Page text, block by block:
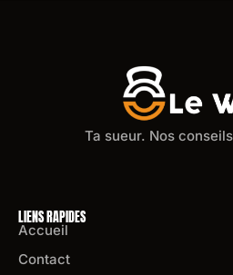
Ta sueur. Nos
LIENS RAPIDES
Accueil
Contact